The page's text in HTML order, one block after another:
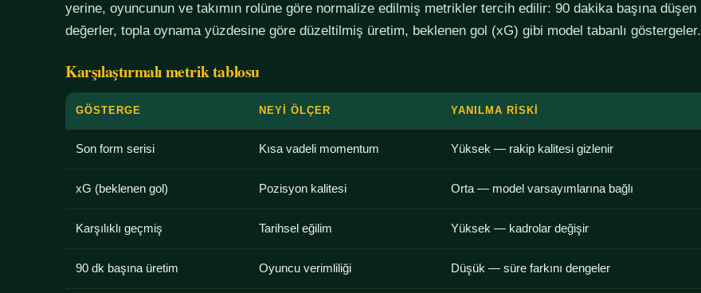
yerine, oyuncunun ve takımın rolüne göre normalize edilmiş metrikler tercih edilir: 90 dakika başına düşen
değerler, topla oynama yüzdesine göre düzeltilmiş üretim, beklenen gol (xG) gibi model tabanlı göstergeler.
Karşılaştırmalı metrik tablosu
GÖSTERGE NEYI ÖLÇER YANILMA RISKI
Son form serisi Kısa vadeli momentum Yüksek — rakip kalitesi gizlenir
xG (beklenen gol) Pozisyon kalitesi Orta — model varsayımlarına bağlı
Karşılıklı geçmiş Tarihsel eğilim Yüksek — kadrolar değişir
90 dk başına üretim Oyuncu verimliliği Düşük — süre farkını dengeler